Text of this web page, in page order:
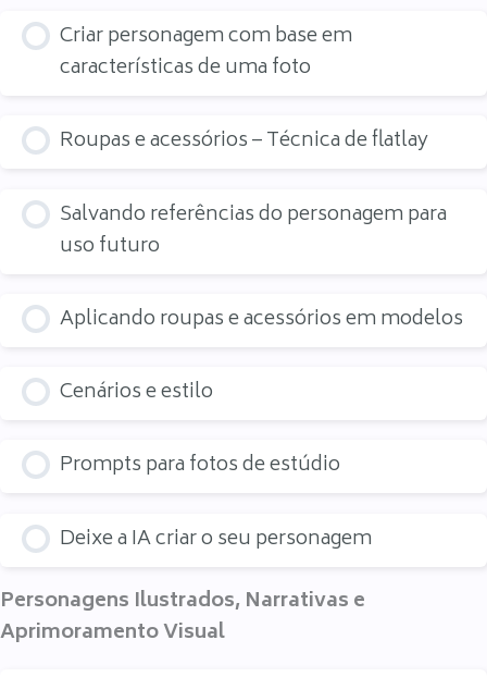
Criar personagem com base em
características de uma foto
Roupas e acessórios – Técnica de flatlay
Salvando referências do personagem para
uso futuro
Aplicando roupas e acessórios em modelos
Cenários e estilo
Prompts para fotos de estúdio
Deixe a IA criar o seu personagem
Personagens Ilustrados, Narrativas e
Aprimoramento Visual